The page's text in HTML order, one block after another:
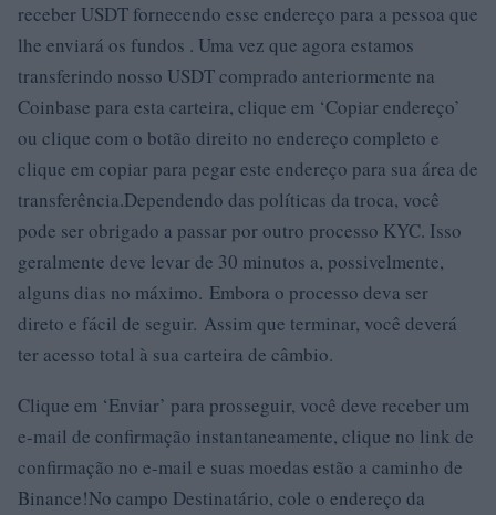
receber USDT fornecendo esse endereço para a pessoa que
lhe enviará os fundos . Uma vez que agora estamos
transferindo nosso USDT comprado anteriormente na
Coinbase para esta carteira, clique em ‘Copiar endereço’
ou clique com o botão direito no endereço completo e
clique em copiar para pegar este endereço para sua área de
transferência.Dependendo das políticas da troca, você
pode ser obrigado a passar por outro processo KYC. Isso
geralmente deve levar de 30 minutos a, possivelmente,
alguns dias no máximo. Embora o processo deva ser
direto e fácil de seguir. Assim que terminar, você deverá
ter acesso total à sua carteira de câmbio.
Clique em ‘Enviar’ para prosseguir, você deve receber um
e-mail de confirmação instantaneamente, clique no link de
confirmação no e-mail e suas moedas estão a caminho de
Binance!No campo Destinatário, cole o endereço da